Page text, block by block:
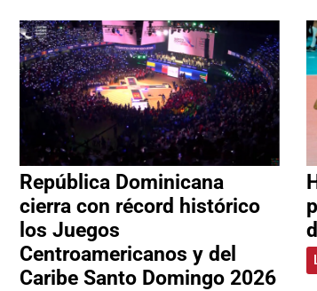
República Dominicana
cierra con récord histórico
los Juegos
Centroamericanos y del
Caribe Santo Domingo 2026